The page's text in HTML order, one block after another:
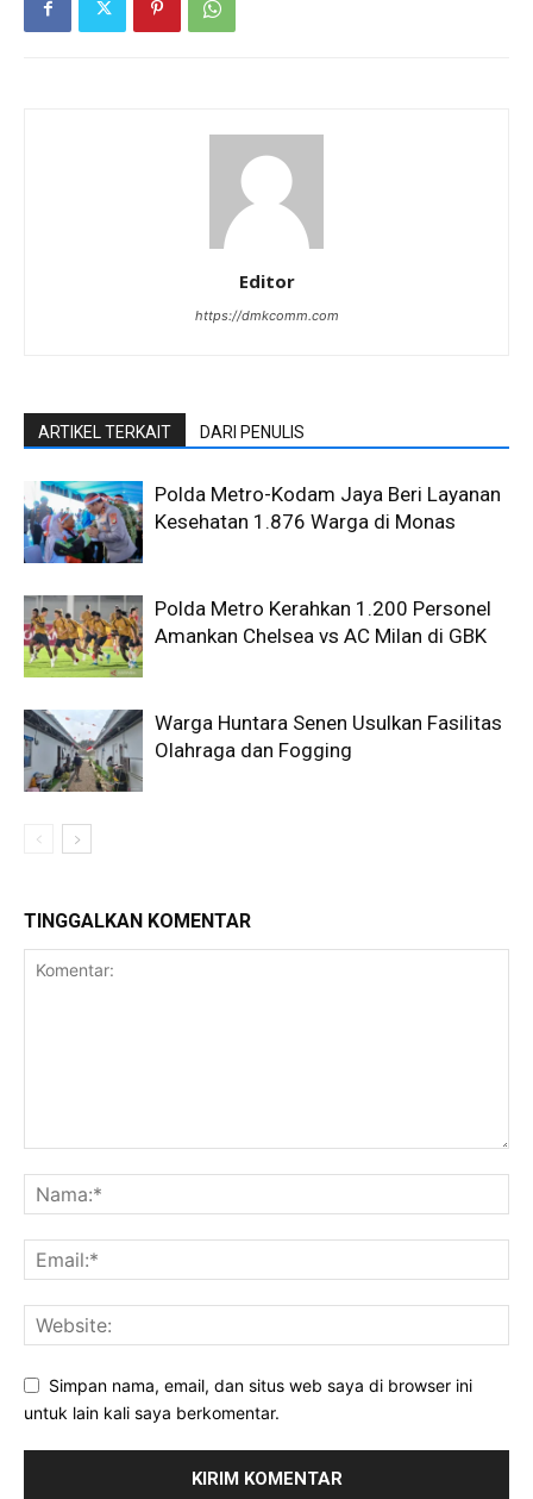
Editor
https://dmkcomm.com
ARTIKEL TERKAIT DARI PENULIS
Polda Metro-Kodam Jaya Beri Layanan
Kesehatan 1.876 Warga di Monas
Polda Metro Kerahkan 1.200 Personel
Amankan Chelsea vs AC Milan di GBK
Warga Huntara Senen Usulkan Fasilitas
Olahraga dan Fogging
TINGGALKAN KOMENTAR
Simpan nama, email, dan situs web saya di browser ini
untuk lain kali saya berkomentar.